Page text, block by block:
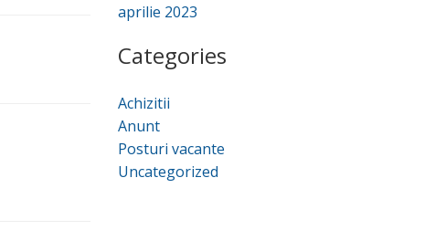
aprilie 2023
Categories
Achizitii
Anunt
Posturi vacante
Uncategorized